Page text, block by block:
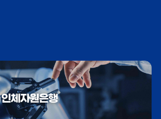
인체자원은행